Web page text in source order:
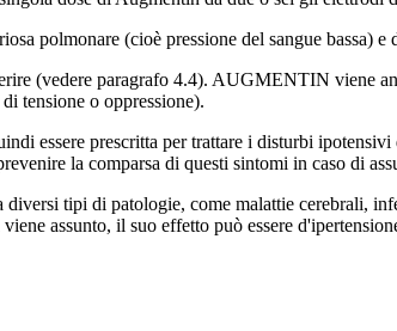
polmonare (cioè pressione del sangue bassa)
(vedere paragrafo 4.4). AUGMENTIN viene
tensione o oppressione).
essere prescritta per trattare i disturbi
la comparsa di questi sintomi in caso di
diversi tipi di patologie, come malattie
assunto, il suo effetto può essere